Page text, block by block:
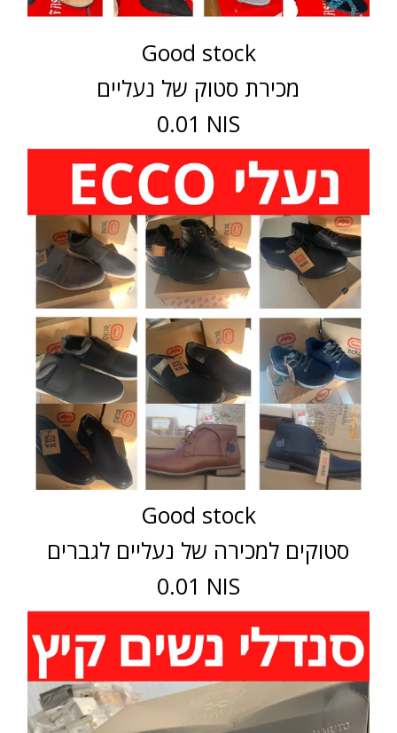
Good stock
מכירת סטוק של נעליים
0.01 NIS
Good stock
סטוקים למכירה של נעליים לגברים
0.01 NIS